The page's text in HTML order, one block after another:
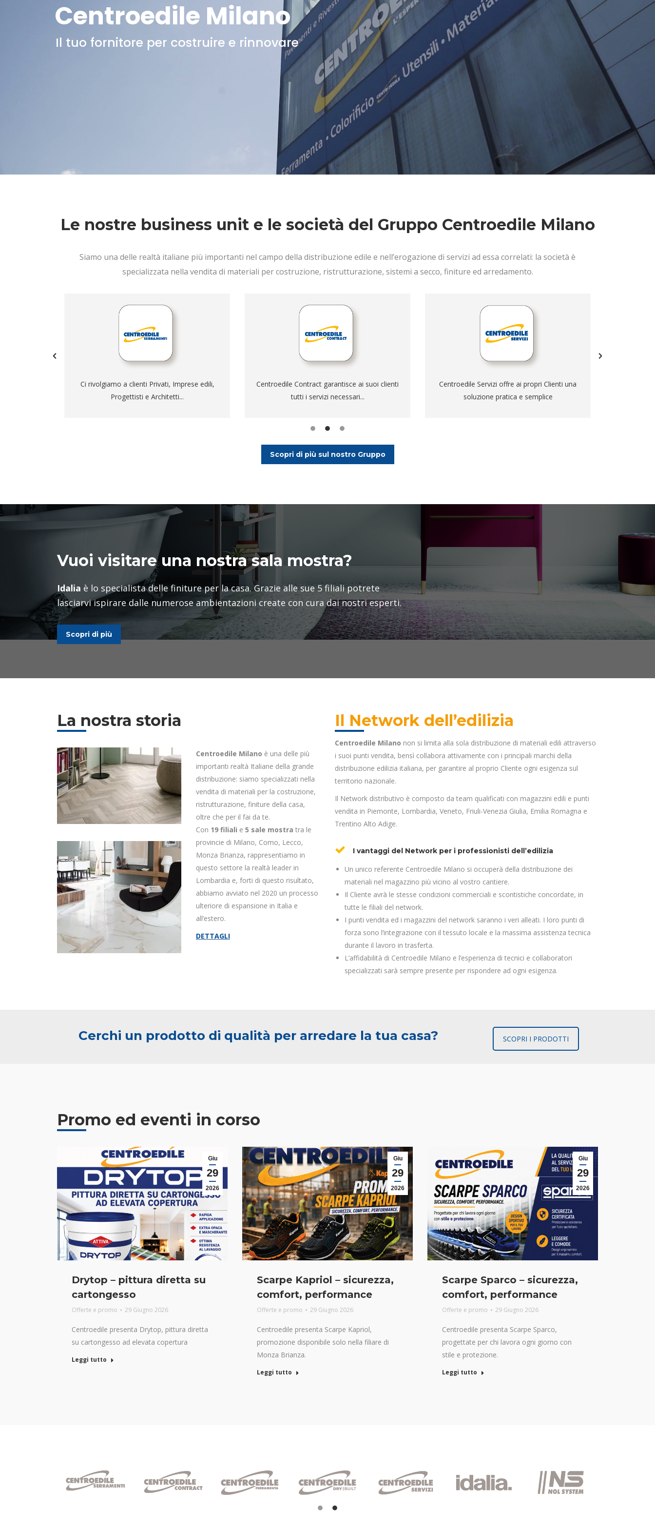
Centroedile Milano
Il tuo fornitore per costruire e rinnovare
Le nostre business unit e le società del Gruppo Centroedile Milano
Siamo una delle realtà italiane più importanti nel campo della distribuzione edile e nell’erogazione di servizi ad essa correlati: la società è
specializzata nella vendita di materiali per costruzione, ristrutturazione, sistemi a secco, finiture ed arredamento.
Ci rivolgiamo a clienti Privati, Imprese edili,
Progettisti e Architetti...
Fornitura di serramenti, porte e accessori.
Sopralluoghi e rilievi misure.
Eventuale rimozione e smaltimento dei
serramenti e porte vetusti...
Centroedile Contract garantisce ai suoi clienti
tutti i servizi necessari...
fino alla realizzazione di progetti chiavi in mano:
permettendo al cliente di avere un unico
interlocutore per ristrutturazioni, realizzazione
di sistemi a secco, posa di pavimenti,
Scopri di più
Centroedile Servizi offre ai propri Clienti una
soluzione pratica e semplice
per la corretta gestione di tutti i materiali di
Scopri di più
Scopri di più sul nostro Gruppo
Vuoi visitare una nostra sala mostra?
Idalia è lo specialista delle finiture per la casa. Grazie alle sue 5 filiali potrete
lasciarvi ispirare dalle numerose ambientazioni create con cura dai nostri esperti.
Scopri di più
La nostra storia
Centroedile Milano è una delle più
importanti realtà Italiane della grande
distribuzione: siamo specializzati nella
vendita di materiali per la costruzione,
ristrutturazione, finiture della casa,
oltre che per il fai da te.
Con 19 filiali e 5 sale mostra tra le
provincie di Milano, Como, Lecco,
Monza Brianza, rappresentiamo in
questo settore la realtà leader in
Lombardia e, forti di questo risultato,
abbiamo avviato nel 2020 un processo
ulteriore di espansione in Italia e
all’estero.
DETTAGLI
Il Network dell’edilizia
Centroedile Milano non si limita alla sola distribuzione di materiali edili attraverso
i suoi punti vendita, bensì collabora attivamente con i principali marchi della
distribuzione edilizia italiana, per garantire al proprio Cliente ogni esigenza sul
territorio nazionale.
Il Network distributivo è composto da team qualificati con magazzini edili e punti
vendita in Piemonte, Lombardia, Veneto, Friuli-Venezia Giulia, Emilia Romagna e
Trentino Alto Adige.
I vantaggi del Network per i professionisti dell’edilizia
Un unico referente Centroedile Milano si occuperà della distribuzione dei
materiali nel magazzino più vicino al vostro cantiere.
Il Cliente avrà le stesse condizioni commerciali e scontistiche concordate, in
tutte le filiali del network.
I punti vendita ed i magazzini del network saranno i veri alleati. I loro punti di
forza sono l’integrazione con il tessuto locale e la massima assistenza tecnica
durante il lavoro in trasferta.
L’affidabilità di Centroedile Milano e l’esperienza di tecnici e collaboratori
specializzati sarà sempre presente per rispondere ad ogni esigenza.
Cerchi un prodotto di qualità per arredare la tua casa? SCOPRI I PRODOTTI
Promo ed eventi in corso
Giu
29
2026
Drytop – pittura diretta su
cartongesso
Offerte e promo 29 Giugno 2026
Centroedile presenta Drytop, pittura diretta
su cartongesso ad elevata copertura
Leggi tutto
Giu
29
2026
Scarpe Kapriol – sicurezza,
comfort, performance
Offerte e promo 29 Giugno 2026
Centroedile presenta Scarpe Kapriol,
promozione disponibile solo nella filiare di
Monza Brianza.
Leggi tutto
Giu
29
2026
Scarpe Sparco – sicurezza,
comfort, performance
Offerte e promo 29 Giugno 2026
Centroedile presenta Scarpe Sparco,
progettate per chi lavora ogni giorno con
stile e protezione.
Leggi tutto